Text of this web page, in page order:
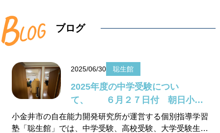
小学3年生以上の
中学3年生の 高校受験指導
高校生の学習指導&大学受験対策
大学生&社会人のための学習指導
G ブログ
2025/06/30 聡生館
2025年度の中学受験につい
て、 ６月２７日付 朝日小学
生新聞より
小金井市の自在能力開発研究所が運営する個別指導学習
塾「聡生館」では、中学受験、高校受験、大学受験生も